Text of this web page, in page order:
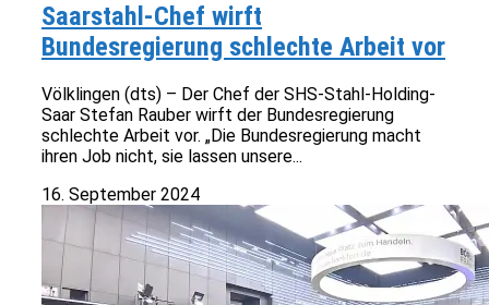
Saarstahl-Chef wirft
Bundesregierung schlechte Arbeit vor
Völklingen (dts) – Der Chef der SHS-Stahl-Holding-
Saar Stefan Rauber wirft der Bundesregierung
schlechte Arbeit vor. „Die Bundesregierung macht
ihren Job nicht, sie lassen unsere...
16. September 2024